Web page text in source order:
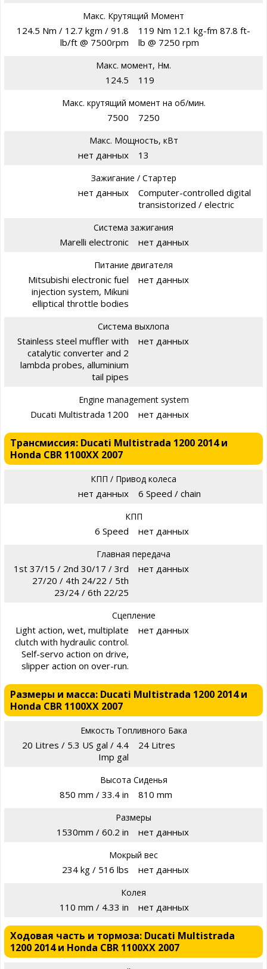
Макс. Крутящий Момент
124.5 Nm / 12.7 kgm / 91.8
lb/ft @ 7500rpm
119 Nm 12.1 kg-fm 87.8 ft-
lb @ 7250 rpm
Макс. момент, Нм.
124.5 119
Макс. крутящий момент на об/мин.
7500 7250
Макс. Мощность, кВт
нет данных 13
Зажигание / Стартер
нет данных
Computer-controlled digital
transistorized / electric
Система зажигания
Marelli electronic нет данных
Питание двигателя
Mitsubishi electronic fuel
injection system, Mikuni
elliptical throttle bodies
нет данных
Система выхлопа
Stainless steel muffler with
catalytic converter and 2
lambda probes, alluminium
tail pipes
нет данных
Engine management system
Ducati Multistrada 1200 нет данных
Трансмиссия: Ducati Multistrada 1200 2014 и
Honda CBR 1100XX 2007
КПП / Привод колеса
нет данных 6 Speed / chain
КПП
6 Speed нет данных
Главная передача
1st 37/15 / 2nd 30/17 / 3rd
27/20 / 4th 24/22 / 5th
23/24 / 6th 22/25
нет данных
Сцепление
Light action, wet, multiplate
clutch with hydraulic control.
Self-servo action on drive,
slipper action on over-run.
нет данных
Размеры и масса: Ducati Multistrada 1200 2014 и
Honda CBR 1100XX 2007
Емкость Топливного Бака
20 Litres / 5.3 US gal / 4.4
Imp gal
24 Litres
Высота Сиденья
850 mm / 33.4 in 810 mm
Размеры
1530mm / 60.2 in нет данных
Мокрый вес
234 kg / 516 lbs нет данных
Колея
110 mm / 4.33 in нет данных
Ходовая часть и тормоза: Ducati Multistrada
1200 2014 и Honda CBR 1100XX 2007